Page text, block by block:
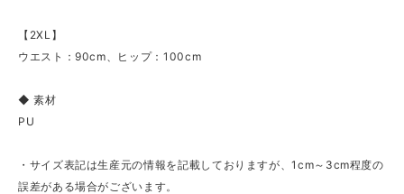
【2XL】
ウエスト：90cm、ヒップ：100cm
◆ 素材
PU
・サイズ表記は生産元の情報を記載しておりますが、1cm～3cm程度の
誤差がある場合がございます。